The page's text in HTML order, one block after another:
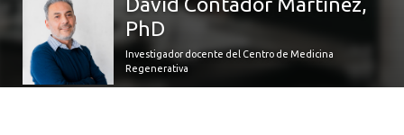
PhD
Investigador docente del Centro de Medicina
Regenerativa